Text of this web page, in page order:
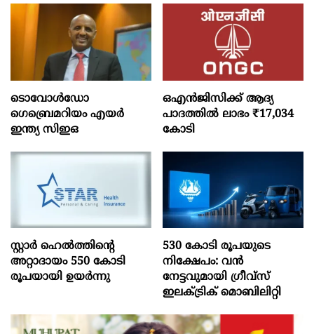
ടൊവോൾഡോ
ഗെബ്രെമറിയം എയർ
ഇന്ത്യ സിഇഒ
ഒഎന്‍ജിസിക്ക് ആദ്യ
പാദത്തില്‍ ലാഭം ₹17,034
കോടി
സ്റ്റാർ ഹെൽത്തിന്റെ
അറ്റാദായം 550 കോടി
രൂപയായി ഉയർന്നു
530 കോടി രൂപയുടെ
നിക്ഷേപം: വൻ
നേട്ടവുമായി ഗ്രീവ്സ്
ഇലക്ട്രിക് മൊബിലിറ്റി